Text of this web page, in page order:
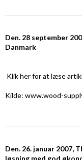
Den. 28 september
Danmark
Klik herfor at læse
Kilde: www.wood-
Den. 26. januar